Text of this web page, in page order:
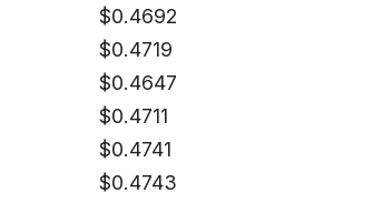
$0.4692
$0.4719
$0.4647
$0.4711
$0.4741
$0.4743